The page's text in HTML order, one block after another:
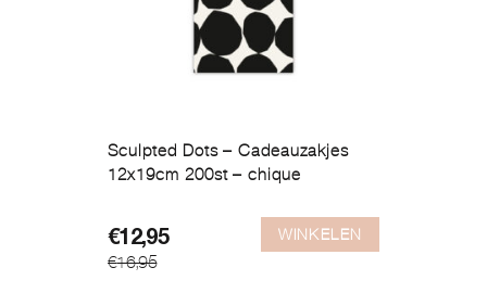
Sculpted Dots – Cadeauzakjes
12x19cm 200st – chique
€16,95
Oorspronkelijke
prijs
€12,95
Huidige
prijs
WINKELEN